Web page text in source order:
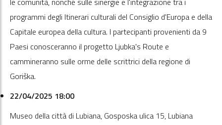
programmi degli Itinerari culturali del Consiglio d'Europa e della
Capitale europea della cultura. I partecipanti provenienti da 9
Paesi conosceranno il progetto Ljubka's Route e
cammineranno sulle orme delle scrittrici della regione di
Goriška.
22/04/2025 18:00
Museo della città di Lubiana, Gosposka ulica 15, Lubiana